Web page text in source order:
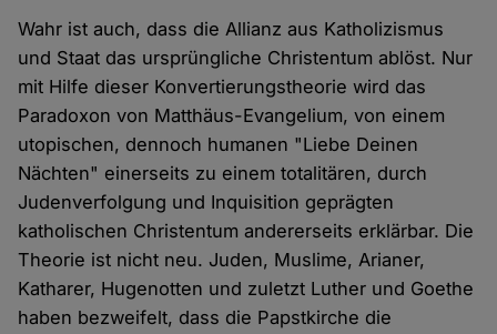
Wahr ist auch, dass die Allianz aus Katholizismus
und Staat das ursprüngliche Christentum ablöst. Nur
mit Hilfe dieser Konvertierungstheorie wird das
Paradoxon von Matthäus-Evangelium, von einem
utopischen, dennoch humanen "Liebe Deinen
Nächten" einerseits zu einem totalitären, durch
Judenverfolgung und Inquisition geprägten
katholischen Christentum andererseits erklärbar. Die
Theorie ist nicht neu. Juden, Muslime, Arianer,
Katharer, Hugenotten und zuletzt Luther und Goethe
haben bezweifelt, dass die Papstkirche die